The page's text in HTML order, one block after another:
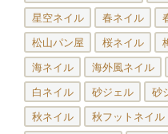
星空ネイル 春ネイル
松山パン屋 桜ネイル
海ネイル 海外風ネイル
白ネイル 砂ジェル 砂
秋ネイル 秋フットネイル